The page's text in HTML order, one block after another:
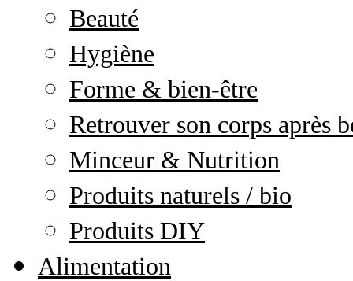
Beauté
Hygiène
Forme & bien-être
Retrouver son corps après
Minceur & Nutrition
Produits naturels / bio
Produits DIY
Alimentation